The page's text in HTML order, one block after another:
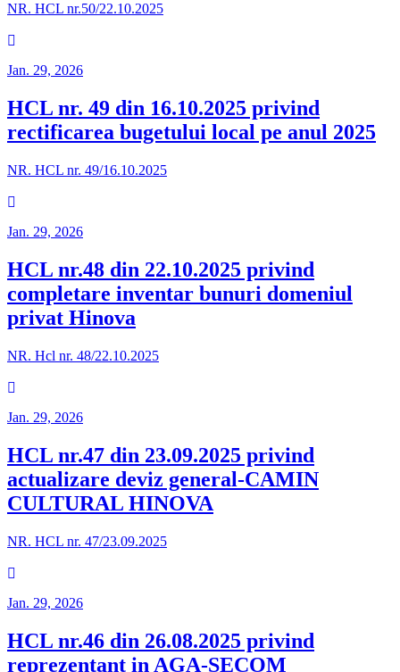
NR. HCL nr.50/22.10.2025
Jan. 29, 2026
HCL nr. 49 din 16.10.2025 privind
rectificarea bugetului local pe anul 2025
NR. HCL nr. 49/16.10.2025
Jan. 29, 2026
HCL nr.48 din 22.10.2025 privind
completare inventar bunuri domeniul
privat Hinova
NR. Hcl nr. 48/22.10.2025
Jan. 29, 2026
HCL nr.47 din 23.09.2025 privind
actualizare deviz general-CAMIN
CULTURAL HINOVA
NR. HCL nr. 47/23.09.2025
Jan. 29, 2026
HCL nr.46 din 26.08.2025 privind
reprezentant in AGA-SECOM